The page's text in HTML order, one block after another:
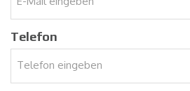
Telefon